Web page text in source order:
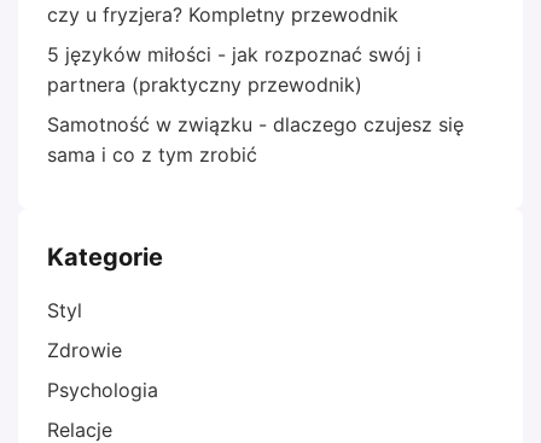
czy u fryzjera? Kompletny przewodnik
5 języków miłości - jak rozpoznać swój i
partnera (praktyczny przewodnik)
Samotność w związku - dlaczego czujesz się
sama i co z tym zrobić
Kategorie
Styl
Zdrowie
Psychologia
Relacje